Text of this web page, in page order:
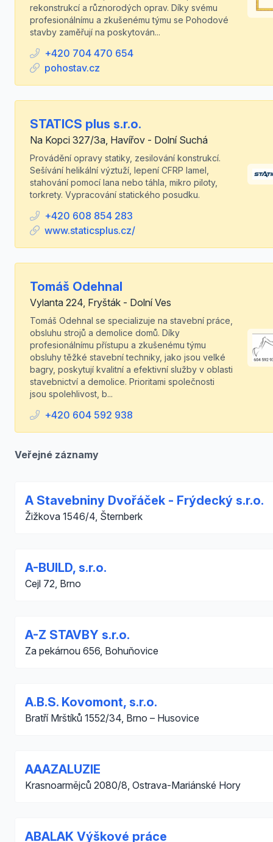
rekonstrukcí a různorodých oprav. Díky svému
profesionálnímu a zkušenému týmu se Pohodové
stavby zaměřují na poskytován...
+420 704 470 654
pohostav.cz
STATICS plus s.r.o.
Na Kopci 327/3a, Havířov - Dolní Suchá
Provádění opravy statiky, zesilování konstrukcí.
Sešívání helikální výztuží, lepení CFRP lamel,
stahování pomocí lana nebo táhla, mikro piloty,
torkrety. Vypracování statického posudku.
+420 608 854 283
www.staticsplus.cz/
Tomáš Odehnal
Vylanta 224, Fryšták - Dolní Ves
Tomáš Odehnal se specializuje na stavební práce,
obsluhu strojů a demolice domů. Díky
profesionálnímu přístupu a zkušenému týmu
obsluhy těžké stavební techniky, jako jsou velké
bagry, poskytují kvalitní a efektivní služby v oblasti
stavebnictví a demolice. Prioritami společnosti
jsou spolehlivost, b...
+420 604 592 938
Veřejné záznamy
A Stavebniny Dvořáček - Frýdecký s.r.o.
Žižkova 1546/4, Šternberk
A-BUILD, s.r.o.
Cejl 72, Brno
A-Z STAVBY s.r.o.
Za pekárnou 656, Bohuňovice
A.B.S. Kovomont, s.r.o.
Bratří Mrštíků 1552/34, Brno – Husovice
AAAZALUZIE
Krasnoarmějců 2080/8, Ostrava-Mariánské Hory
ABALAK Výškové práce